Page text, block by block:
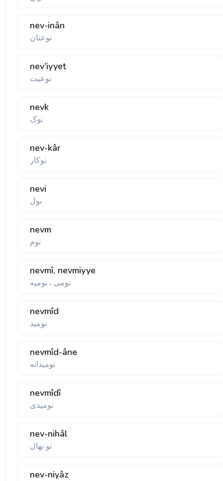
nev-inân
نوعنان
nev'iyyet
نوعيت
nevk
نوک
nev-kâr
نوکار
nevi
نول
nevm
نوم
nevmî, nevmiyye
نومی ، نوميه
nevmîd
نوميد
nevmîd-âne
نوميدانه
nevmîdî
نوميدی
nev-nihâl
نو نهال
nev-niyâz